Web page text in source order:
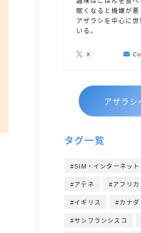
眠くなると機嫌が悪
アザラシを中心に
いる。
X
アザラシ
タグ一覧
SIM・インターネット
アテネ アフリカ
イギリス カナダ
サンフランシスコ